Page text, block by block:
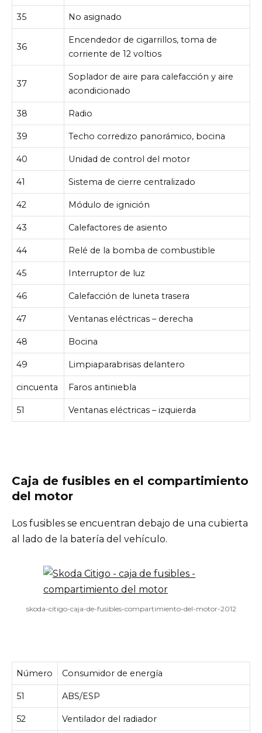
35 No asignado
36
Encendedor de cigarrillos, toma de
corriente de 12 voltios
37
Soplador de aire para calefacción y aire
acondicionado
38 Radio
39 Techo corredizo panorámico, bocina
40 Unidad de control del motor
41 Sistema de cierre centralizado
42 Módulo de ignición
43 Calefactores de asiento
44 Relé de la bomba de combustible
45 Interruptor de luz
46 Calefacción de luneta trasera
47 Ventanas eléctricas – derecha
48 Bocina
49 Limpiaparabrisas delantero
cincuenta Faros antiniebla
51 Ventanas eléctricas – izquierda
Caja de fusibles en el compartimiento
del motor
Los fusibles se encuentran debajo de una cubierta
al lado de la batería del vehículo.
skoda-citigo-caja-de-fusibles-compartimiento-del-motor-2012
Número Consumidor de energía
51 ABS/ESP
52 Ventilador del radiador